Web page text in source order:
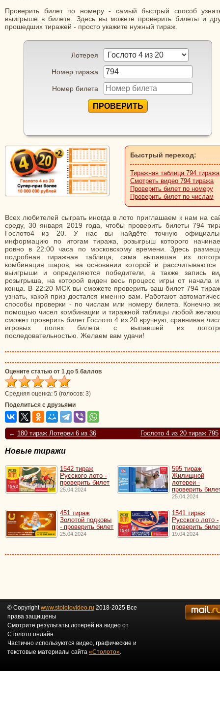
Проверить билет по номеру - самый быстрый способ
выигрыше в билете. Здесь вы можете проверить билеты и
прошедших тиражей - просто укажите нужный тираж.
Лотерея
Номер тиража
Номер билета
ПРОВЕРИТЬ
Быстрый переход:
Тиражная таблица 794 тиража
Смотреть видео 794 тиража
Проверить билет по номеру
Проверить билет по числам
Всех любителей сыграть иногда в лото приглашаем к нам на
среду, 30 января 2019 года, чтобы проверить билеты 794
Гослото4 из 20. У нас вы найдёте точную
информацию по итогам тиража, розыгрыш которого
ровно в 22:00 часа по московскому времени. Здесь
подробная тиражная таблица, сама выпавшая из
комбинация шаров, на основании которой и рассчитываются
выигрыши и определяются победители, а также запись
розыгрыша, на которой виден весь процесс игры от начала
конца. В 22:20 МСК вы сможете проверить ваш билет 794
узнать, какой приз достался именно вам. Работают
способы проверки - по числам или номеру билета. Конечно
помощью чисел комбинации и тиражной таблицы любой
сможет проверить билет Гослото 4 из 20 вручную, сравнивая
игровых полях билета с выпавшей из
последовательностью. Желаем вам удачи!
Оцените статью от 1 до 5 баллов
Средняя оценка: 5 (голосов: 3)
Поделиться с друзьями
← 180 тираж Лотереи 6 из 36 Гослото 4 из 20 тираж 795
Новые тиражи
1542 тираж
Русского лото -
проверить билет
25.04.2024
595 тираж
Жилищной
лотереи -
проверить
25.04.2024
451 тираж
Золотой подковы
- проверить билет
25.04.2024
1541 тираж
Русского лото -
проверить
19.04.2024
© Copyrightwww.stolotovideo.ru 2018-2025 Все
права защищены
Смотрите результаты лотерей на видео от
Столото онлайн
Частично используются видео, графические и
текстовые материалы сайта «Столото».